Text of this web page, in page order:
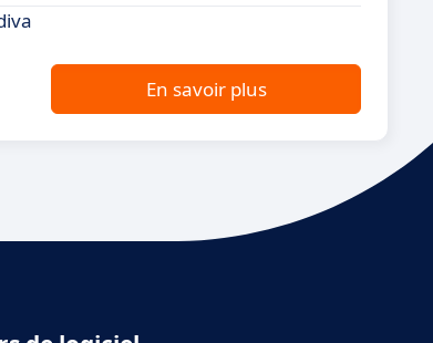
En savoir plus